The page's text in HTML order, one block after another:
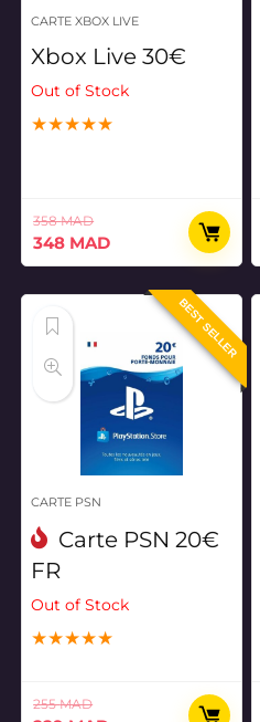
CARTE XBOX LIVE
Xbox Live 30€
Out of Stock
★★★★★
358MAD
Le
prix
358 MAD.
348 MADLe
prix
actuel
348 MAD.BEST SELLER
CARTE PSN
Carte PSN 20€
FR
Out of Stock
★★★★★
255MAD